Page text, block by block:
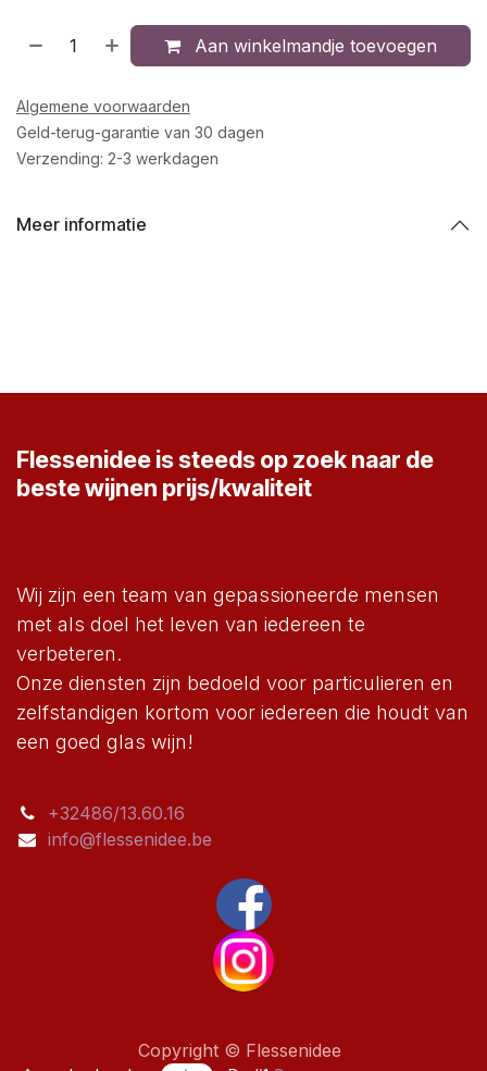
Aan winkelmandje toevoegen
Algemene voorwaarden
Geld-terug-garantie van 30 dagen
Verzending: 2-3 werkdagen
Meer informatie
Flessenidee is steeds op zoek naar de
beste wijnen prijs/kwaliteit
Wij zijn een team van gepassioneerde mensen
met als doel het leven van iedereen te
verbeteren.
Onze diensten zijn bedoeld voor particulieren en
zelfstandigen kortom voor iedereen die houdt van
een goed glas wijn!
+32486/13.60.16
info@flessenidee.be
Copyright © Flessenidee